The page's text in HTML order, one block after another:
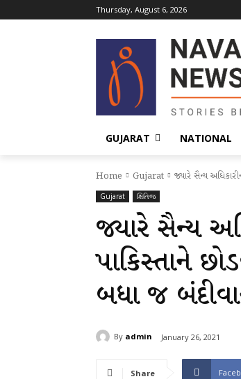
Thursday, August 6, 2026
GUJARAT NATIONAL
Home Gujarat જ્યારે સૈન્ય
Gujarat ક્ષિતિજ
જ્યારે સૈન્ય
પાકિસ્તાને
બધા જ
By admin January 26, 2021
Share